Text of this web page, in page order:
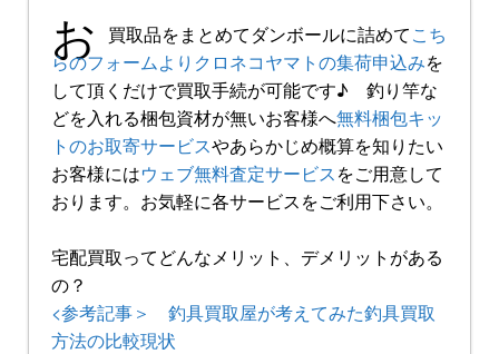
お 買取品をまとめてダンボールに詰めてこち
らのフォームよりクロネコヤマトの集荷申込みを
して頂くだけで買取手続が可能です♪ 釣り竿な
どを入れる梱包資材が無いお客様へ無料梱包キッ
トのお取寄サービスやあらかじめ概算を知りたい
お客様にはウェブ無料査定サービスをご用意して
おります。お気軽に各サービスをご利用下さい。
宅配買取ってどんなメリット、デメリットがある
の？
<参考記事＞ 釣具買取屋が考えてみた釣具買取
方法の比較現状